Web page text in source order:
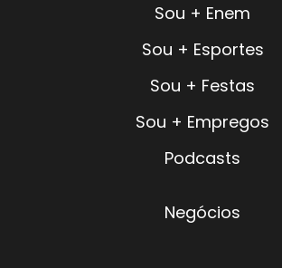
Sou + Enem
Sou + Esportes
Sou + Festas
Sou + Empregos
Podcasts
Negócios